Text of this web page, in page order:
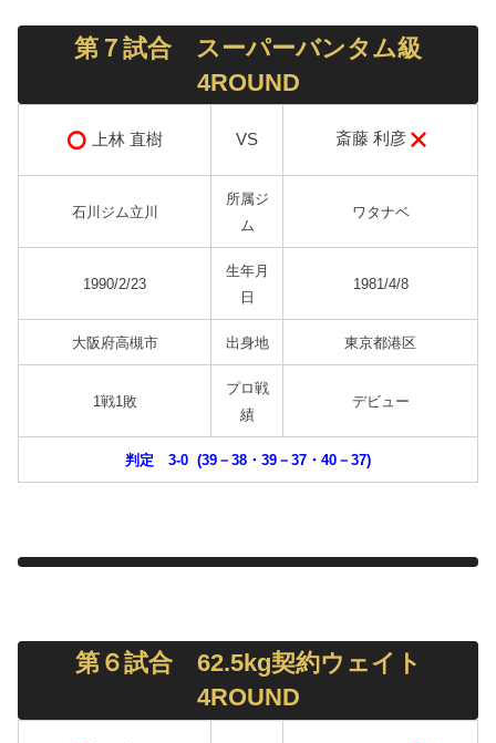
第７試合 スーパーバンタム級
4ROUND
上林 直樹 VS 斎藤 利彦
石川ジム立川
所属ジ
ム
ワタナベ
1990/2/23
生年月
日
1981/4/8
大阪府高槻市 出身地 東京都港区
1戦1敗
プロ戦
績
デビュー
判定 3-0 (39－38・39－37・40－37)
第６試合 62.5kg契約ウェイト
4ROUND